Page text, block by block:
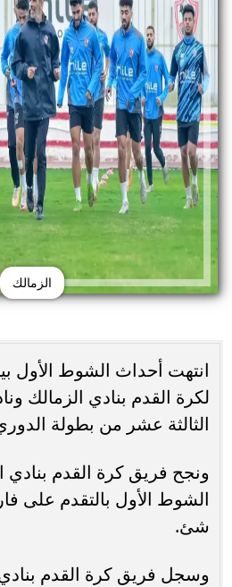
الزمالك
انتهت أحداث الشوط الأول
لكرة القدم بنادي الزمالك
الثالثة عشر من بطولة
ونجح فريق كرة القدم بنادي
الشوط الأول بالتقدم على
شئ.
وسجل فريق كرة القدم